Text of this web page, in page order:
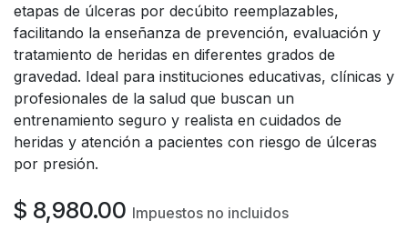
etapas de úlceras por decúbito reemplazables,
facilitando la enseñanza de prevención, evaluación y
tratamiento de heridas en diferentes grados de
gravedad. Ideal para instituciones educativas, clínicas y
profesionales de la salud que buscan un
entrenamiento seguro y realista en cuidados de
heridas y atención a pacientes con riesgo de úlceras
por presión.
$ 8,980.00 Impuestos no incluidos